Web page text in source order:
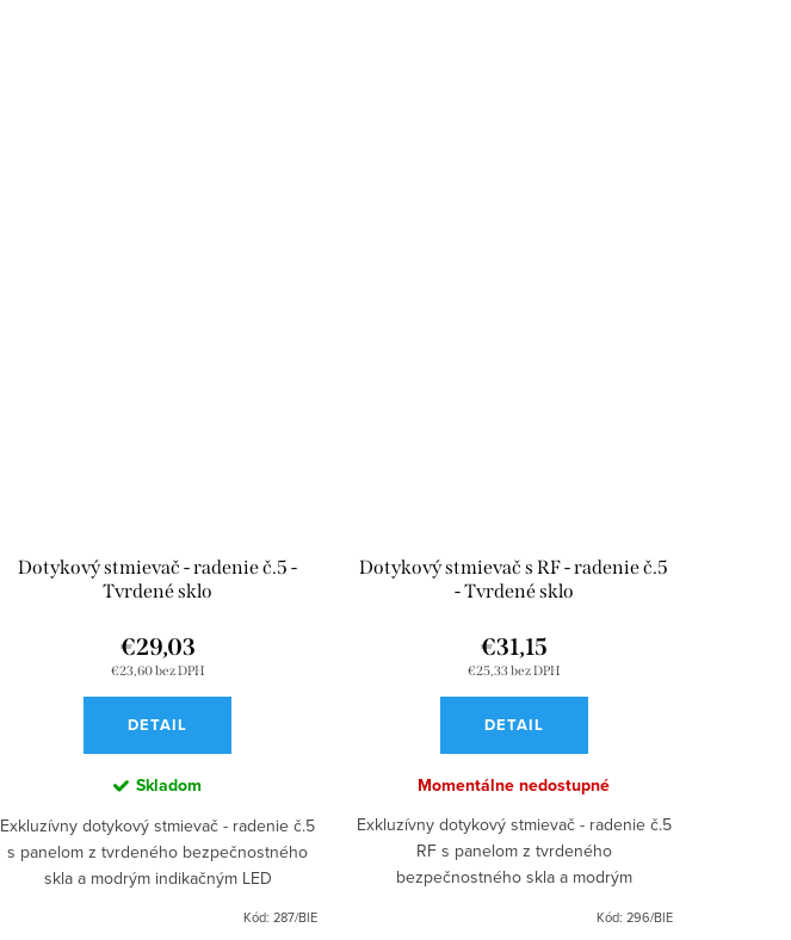
Dotykový stmievač - radenie č.5 -
Tvrdené sklo
€23,60 bez DPH
€29,03
DETAIL
Skladom
Exkluzívny dotykový stmievač - radenie č.5
s panelom z tvrdeného bezpečnostného
skla a modrým indikačným LED
Kód: 287/BIE
Dotykový stmievač s RF - radenie č.5
- Tvrdené sklo
€25,33 bez DPH
€31,15
DETAIL
Momentálne nedostupné
Exkluzívny dotykový stmievač - radenie č.5
RF s panelom z tvrdeného
bezpečnostného skla a modrým
Kód: 296/BIE